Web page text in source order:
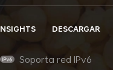
DESCARGAR
Soporta red IPv6